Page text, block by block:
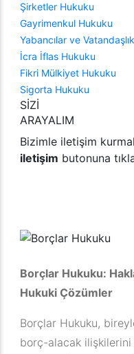
Şirketler Hukuku
Gayrimenkul Hukuku
Yabancılar ve
İcra İflas Hukuku
Fikri Mülkiyet Hukuku
Sigorta Hukuku
SİZİ
ARAYALIM
Bizimle iletişim
iletişim butonuna
Borçlar Hukuku:
Hukuki Çözümler
Borçlar Hukuku,
borç-alacak